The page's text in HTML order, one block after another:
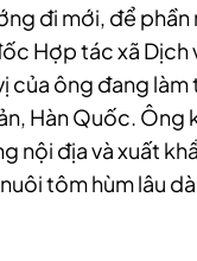
đi mới, để
Hợp tác xã Dịch
của ông đang
Hàn Quốc.
nội địa và xuất
tôm hùm lâu